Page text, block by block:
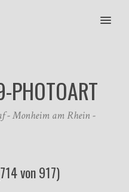
MENU
PHOTOART
- Monheim am Rhein -
von 917)